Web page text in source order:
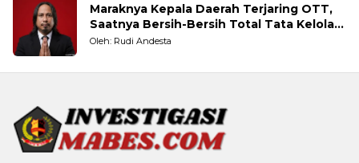
Maraknya Kepala Daerah Terjaring OTT,
Saatnya Bersih-Bersih Total Tata Kelola
Pemerintahan
Oleh: Rudi Andesta